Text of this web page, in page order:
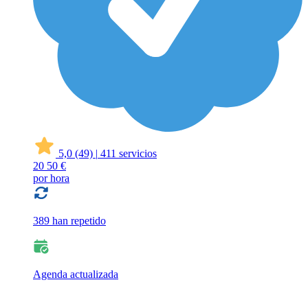
5,0 (49) | 411 servicios
20 50 €
por hora
389 han repetido
Agenda actualizada